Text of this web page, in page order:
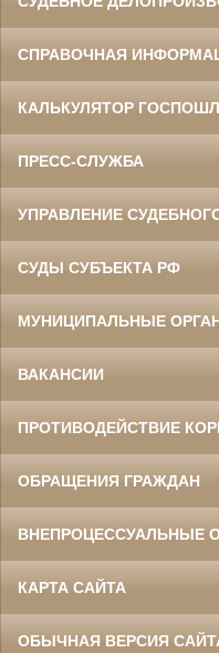
СПРАВОЧНАЯ
КАЛЬКУЛЯТОР
ПРЕСС-СЛУЖБА
УПРАВЛЕНИЕ
СУДЫ СУБЪЕКТА РФ
МУНИЦИПАЛЬНЫЕ
ВАКАНСИИ
ПРОТИВОДЕЙСТВИЕ
ОБРАЩЕНИЯ ГРАЖДАН
ВНЕПРОЦЕССУАЛЬНЫЕ
КАРТА САЙТА
ОБЫЧНАЯ ВЕРСИЯ